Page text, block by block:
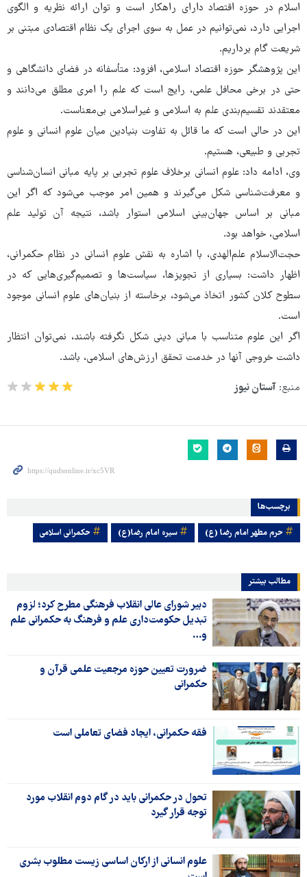
اسلام در حوزه اقتصاد دارای راهکار است و توان ارائه نظریه و الگوی
اجرایی دارد، نمی‌توانیم در عمل به سوی اجرای یک نظام اقتصادی مبتنی بر
شریعت گام برداریم.
این پژوهشگر حوزه اقتصاد اسلامی، افزود: متأسفانه در فضای دانشگاهی و
حتی در برخی محافل علمی، رایج است که علم را امری مطلق می‌دانند و
معتقدند تقسیم‌بندی علم به اسلامی و غیراسلامی بی‌معناست.
این در حالی است که ما قائل به تفاوت بنیادین میان علوم انسانی و علوم
تجربی و طبیعی، هستیم.
وی، ادامه داد: علوم انسانی برخلاف علوم تجربی بر پایه مبانی انسان‌شناسی
و معرفت‌شناسی شکل می‌گیرند و همین امر موجب می‌شود که اگر این
مبانی بر اساس جهان‌بینی اسلامی استوار باشد، نتیجه آن تولید علم
اسلامی، خواهد بود.
حجت‌الاسلام علم‌الهدی، با اشاره به نقش علوم انسانی در نظام حکمرانی،
اظهار داشت: بسیاری از تجویزها، سیاست‌ها و تصمیم‌گیری‌هایی که در
سطوح کلان کشور اتخاذ می‌شود، برخاسته از بنیان‌های علوم انسانی موجود
است.
اگر این علوم متناسب با مبانی دینی شکل نگرفته باشند، نمی‌توان انتظار
داشت خروجی آنها در خدمت تحقق ارزش‌های اسلامی، باشد.
منبع: آستان نیوز
برچسب‌ها
حرم مطهر امام رضا (ع) سیره امام رضا(ع) حکمرانی اسلامی
مطالب بیشتر
دبیر شورای عالی انقلاب فرهنگی مطرح کرد؛ لزوم
تبدیل حکومت‌داری علم و فرهنگ به حکمرانی علم
و…
ضرورت تعیین حوزه مرجعیت علمی قرآن و
حکمرانی
فقه حکمرانی، ایجاد فضای تعاملی است
تحول در حکمرانی باید در گام دوم انقلاب مورد
توجه قرار گیرد
علوم انسانی از ارکان اساسی زیست مطلوب بشری